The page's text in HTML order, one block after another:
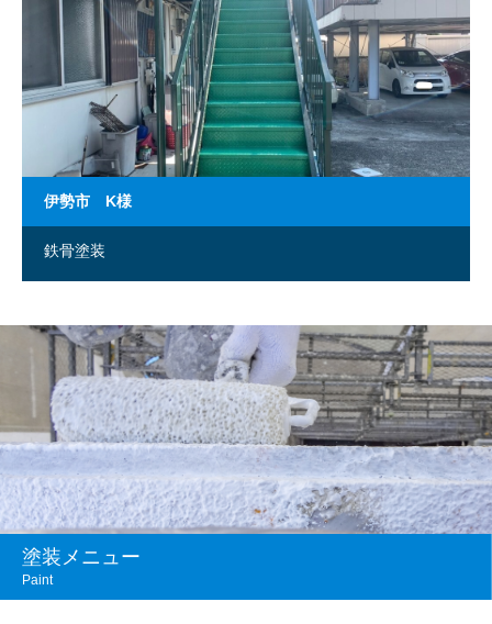
伊勢市 K様
鉄骨塗装
塗装メニュー
Paint